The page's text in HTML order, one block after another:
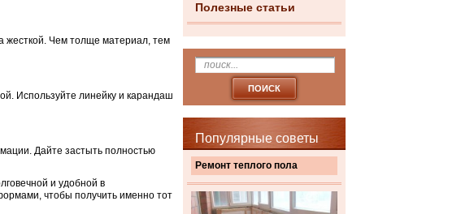
Полезные статьи
Популярные советы
Ремонт теплого пола
жесткой. Чем толще материал, тем
Используйте линейку и карандаш
Дайте застыть полностью
и удобной в
чтобы получить именно тот